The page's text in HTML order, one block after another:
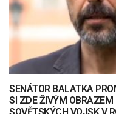
SENÁTOR BALATKA
SI ZDE ŽIVÝM